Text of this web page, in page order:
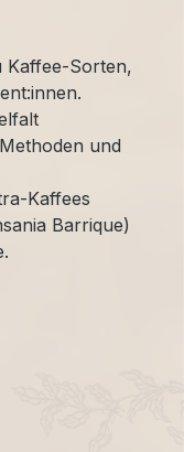
Sorten,
und
Kaffees
Barrique)